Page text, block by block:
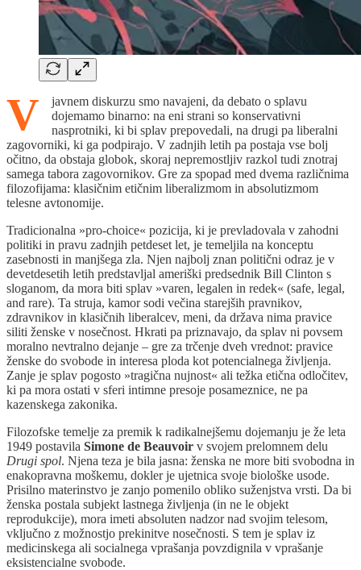
V
javnem diskurzu smo navajeni, da debato o splavu
dojemamo binarno: na eni strani so konservativni
nasprotniki, ki bi splav prepovedali, na drugi pa liberalni
zagovorniki, ki ga podpirajo. V zadnjih letih pa postaja vse bolj
očitno, da obstaja globok, skoraj nepremostljiv razkol tudi znotraj
samega tabora zagovornikov. Gre za spopad med dvema različnima
filozofijama: klasičnim etičnim liberalizmom in absolutizmom
telesne avtonomije.
Tradicionalna »pro-choice« pozicija, ki je prevladovala v zahodni
politiki in pravu zadnjih petdeset let, je temeljila na konceptu
zasebnosti in manjšega zla. Njen najbolj znan politični odraz je v
devetdesetih letih predstavljal ameriški predsednik Bill Clinton s
sloganom, da mora biti splav »varen, legalen in redek« (safe, legal,
and rare). Ta struja, kamor sodi večina starejših pravnikov,
zdravnikov in klasičnih liberalcev, meni, da država nima pravice
siliti ženske v nosečnost. Hkrati pa priznavajo, da splav ni povsem
moralno nevtralno dejanje – gre za trčenje dveh vrednot: pravice
ženske do svobode in interesa ploda kot potencialnega življenja.
Zanje je splav pogosto »tragična nujnost« ali težka etična odločitev,
ki pa mora ostati v sferi intimne presoje posameznice, ne pa
kazenskega zakonika.
Filozofske temelje za premik k radikalnejšemu dojemanju je že leta
1949 postavila Simone de Beauvoir v svojem prelomnem delu
Drugi spol. Njena teza je bila jasna: ženska ne more biti svobodna in
enakopravna moškemu, dokler je ujetnica svoje biološke usode.
Prisilno materinstvo je zanjo pomenilo obliko suženjstva vrsti. Da bi
ženska postala subjekt lastnega življenja (in ne le objekt
reprodukcije), mora imeti absoluten nadzor nad svojim telesom,
vključno z možnostjo prekinitve nosečnosti. S tem je splav iz
medicinskega ali socialnega vprašanja povzdignila v vprašanje
eksistencialne svobode.